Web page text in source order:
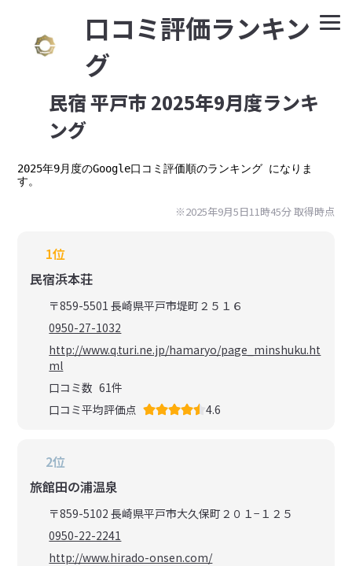
⼝コミ評価ランキン
グ
民宿 平戸市 2025年9月度ランキ
ング
2025年9月度のGoogle口コミ評価順のランキング になりま
す。
※2025年9月5日11時45分 取得時点
1位
民宿浜本荘
〒859-5501 長崎県平戸市堤町２５１６
0950-27-1032
http://www.q.turi.ne.jp/hamaryo/page_minshuku.ht
ml
口コミ数 61件
口コミ平均評価点
4.6
2位
旅館田の浦温泉
〒859-5102 長崎県平戸市大久保町２０１−１２５
0950-22-2241
http://www.hirado-onsen.com/